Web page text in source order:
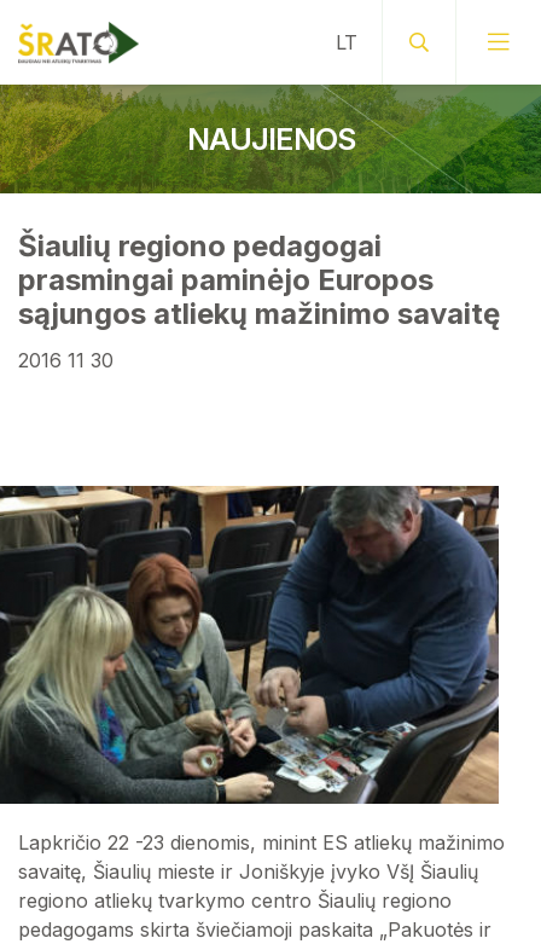
NAUJIENOS
Šiaulių regiono pedagogai
prasmingai paminėjo Europos
sąjungos atliekų mažinimo savaitę
2016 11 30
Lapkričio 22 -23 dienomis, minint ES atliekų mažinimo
savaitę, Šiaulių mieste ir Joniškyje įvyko VšĮ Šiaulių
regiono atliekų tvarkymo centro Šiaulių regiono
pedagogams skirta šviečiamoji paskaita „Pakuotės ir